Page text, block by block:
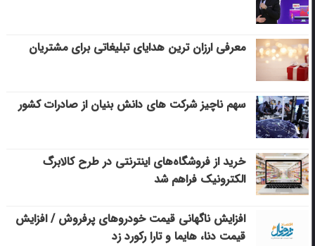
معرفی ارزان ترین هدایای تبلیغاتی برای مشتریان
سهم ناچیز شرکت های دانش بنیان از صادرات کشور
خرید از فروشگاه‌های اینترنتی در طرح کالابرگ
الکترونیک فراهم شد
افزایش ناگهانی قیمت خودروهای پرفروش / افزایش
قیمت دنا، هایما و تارا رکورد زد